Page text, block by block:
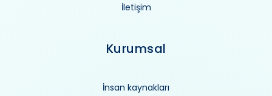
İletişim
Kurumsal
İnsan kaynakları